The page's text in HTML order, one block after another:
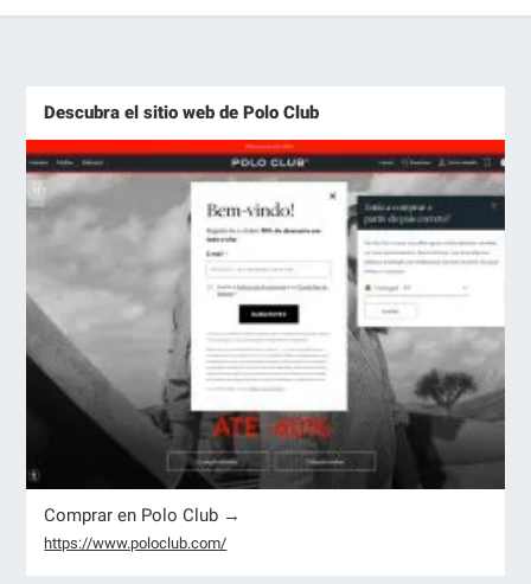
Descubra el sitio web de Polo Club
Comprar en Polo Club →
https://www.poloclub.com/